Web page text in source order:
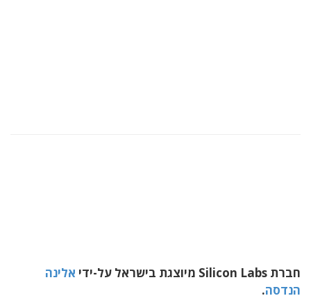
חברת Silicon Labs מיוצגת בישראל על-ידי
אלינה
הנדסה.